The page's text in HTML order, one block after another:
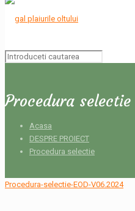
Procedura selectie
Acasa
DESPRE PROIECT
Procedura selectie
Procedura-selectie-EOD-V06.2024